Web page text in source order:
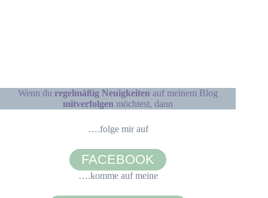
Wenn duregelmäßig Neuigkeiten auf meinem Blog
mitverfolgen möchtest, dann
….folge mir auf
FACEBOOK
….komme auf meine